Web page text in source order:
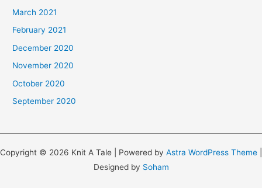
March 2021
February 2021
December 2020
November 2020
October 2020
September 2020
Copyright © 2026 Knit A Tale | Powered by Astra WordPress Theme
Designed by Soham